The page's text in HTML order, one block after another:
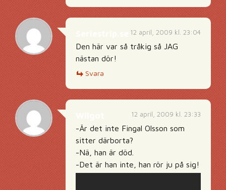
12 april, 2009 kl. 23:04
Den här var så tråkig så JAG
nästan dör!
Svara
12 april, 2009 kl. 23:33
-Är det inte Fingal Olsson som
sitter därborta?
-Nä, han är död.
-Det är han inte, han rör ju på sig!